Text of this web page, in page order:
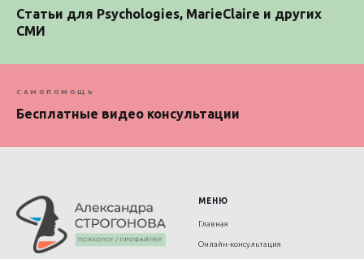
Статьи для Psychologies, MarieClaire и других
СМИ
САМОПОМОЩЬ
Бесплатные видео консультации
МЕНЮ
Главная
Онлайн-консультация